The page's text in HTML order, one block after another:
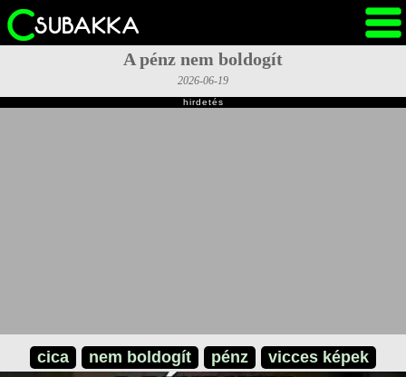
A pénz nem boldogít
2026-06-19
hirdetés
cica nem boldogít pénz vicces képek